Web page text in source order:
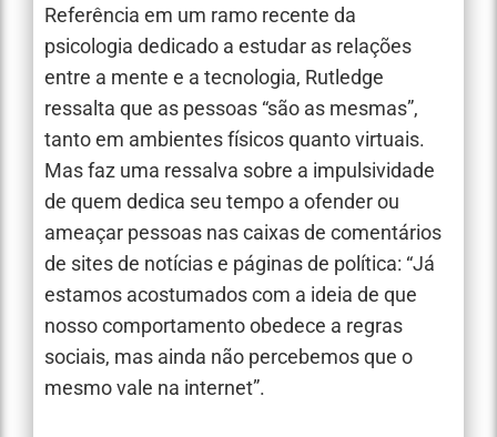
Referência em um ramo recente da
psicologia dedicado a estudar as relações
entre a mente e a tecnologia, Rutledge
ressalta que as pessoas “são as mesmas”,
tanto em ambientes físicos quanto virtuais.
Mas faz uma ressalva sobre a impulsividade
de quem dedica seu tempo a ofender ou
ameaçar pessoas nas caixas de comentários
de sites de notícias e páginas de política: “Já
estamos acostumados com a ideia de que
nosso comportamento obedece a regras
sociais, mas ainda não percebemos que o
mesmo vale na internet”.